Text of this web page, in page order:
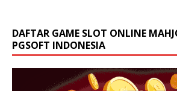
DAFTAR GAME SLOT ONLINE
PGSOFT INDONESIA